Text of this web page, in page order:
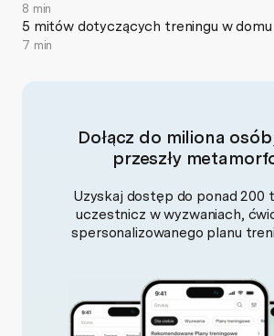
8 min
5 mitów dotyczących treningu w domu
7 min
Dołącz do miliona
przeszły
Uzyskaj dostęp do ponad 200
uczestnicz w wyzwaniach,
spersonalizowanego planu